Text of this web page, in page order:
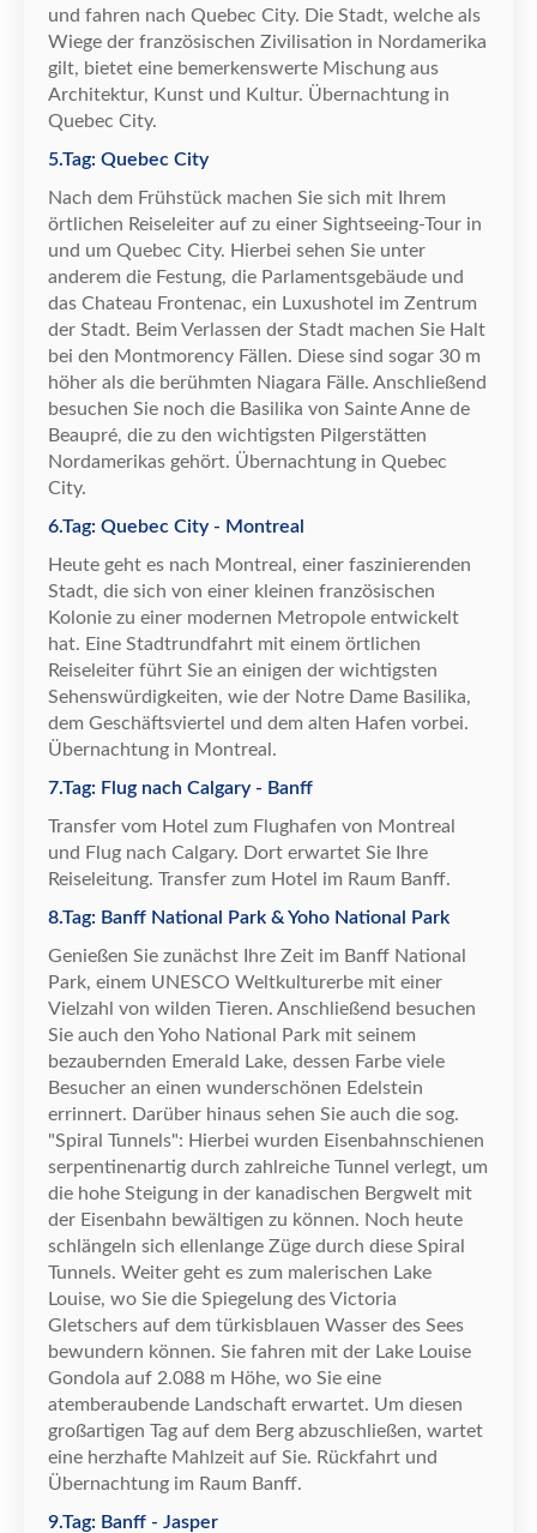
und fahren nach Quebec City. Die Stadt, welche als
Wiege der französischen Zivilisation in Nordamerika
gilt, bietet eine bemerkenswerte Mischung aus
Architektur, Kunst und Kultur. Übernachtung in
Quebec City.
5.Tag: Quebec City
Nach dem Frühstück machen Sie sich mit Ihrem
örtlichen Reiseleiter auf zu einer Sightseeing-Tour in
und um Quebec City. Hierbei sehen Sie unter
anderem die Festung, die Parlamentsgebäude und
das Chateau Frontenac, ein Luxushotel im Zentrum
der Stadt. Beim Verlassen der Stadt machen Sie Halt
bei den Montmorency Fä llen. Diese sind sogar 30 m
höher als die berühmten Niagara Fä lle. Anschließend
besuchen Sie noch die Basilika von Sainte Anne de
Beaupré, die zu den wichtigsten Pilgerstätten
Nordamerikas gehört. Übernachtung in Quebec
City.
6.Tag: Quebec City - Montreal
Heute geht es nach Montreal, einer faszinierenden
Stadt, die sich von einer kleinen französischen
Kolonie zu einer modernen Metropole entwickelt
hat. Eine Stadtrundfahrt mit einem örtlichen
Reiseleiter führt Sie an einigen der wichtigsten
Sehenswürdigkeiten, wie der Notre Dame Basilika,
dem Geschäftsviertel und dem alten Hafen vorbei.
Übernachtung in Montreal.
7.Tag: Flug nach Calgary - Banff
Transfer vom Hotel zum Flughafen von Montreal
und Flug nach Calgary. Dort erwartet Sie Ihre
Reiseleitung. Transfer zum Hotel im Raum Banff.
8.Tag: Banff National Park & Yoho National Park
Genießen Sie zunächst Ihre Zeit im Banff National
Park, einem UNESCO Weltkulturerbe mit einer
Vielzahl von wilden Tieren. Anschließend besuchen
Sie auch den Yoho National Park mit seinem
bezaubernden Emerald Lake, dessen Farbe viele
Besucher an einen wunderschönen Edelstein
errinnert. Darüber hinaus sehen Sie auch die sog.
"Spiral Tunnels": Hierbei wurden Eisenbahnschienen
serpentinenartig durch zahlreiche Tunnel verlegt, um
die hohe Steigung in der kanadischen Bergwelt mit
der Eisenbahn bewä ltigen zu können. Noch heute
schl ängeln sich ellenlange Züge durch diese Spiral
Tunnels. Weiter geht es zum malerischen Lake
Louise, wo Sie die Spiegelung des Victoria
Gletschers auf dem türkisblauen Wasser des Sees
bewundern können. Sie fahren mit der Lake Louise
Gondola auf 2.088 m Höhe, wo Sie eine
atemberaubende Landschaft erwartet. Um diesen
großartigen Tag auf dem Berg abzuschließen, wartet
eine herzhafte Mahlzeit auf Sie. Rückfahrt und
Übernachtung im Raum Banff.
9.Tag: Banff - Jasper